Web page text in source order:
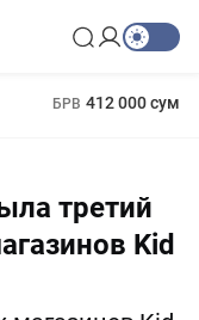
БРВ 412 000 сум
третий
Kid